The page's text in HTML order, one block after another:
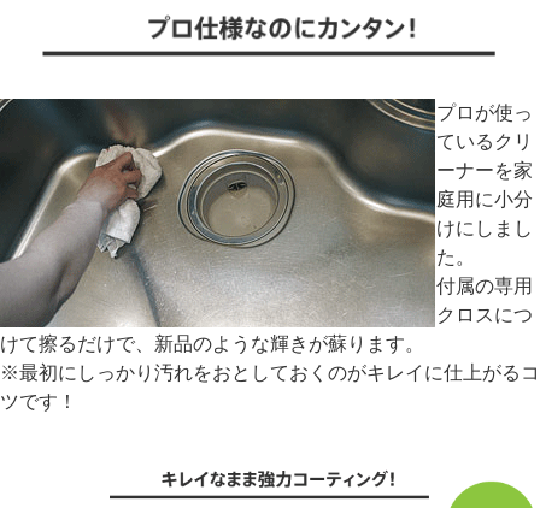
プロが使っ
ているクリ
ーナーを家
庭用に小分
けにしまし
た。
付属の専用
クロスにつ
けて擦るだけで、新品のような輝きが蘇ります。
※最初にしっかり汚れをおとしておくのがキレイに仕上がるコ
ツです！